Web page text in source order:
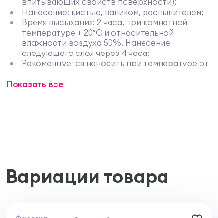
Нанесение: кистью, валиком, распылителем;
Время высыхания: 2 часа, при комнатной
температуре + 20°C и относительной
влажности воздуха 50%. Нанесение
следующего слоя через 4 часа;
Рекомендуется наносить при температуре от
Цвет: белый, матовый, колеруется
значительно улучшить малярно-технические
свойства. Новейшая запатентованная технология
Показать все
Вариации товара